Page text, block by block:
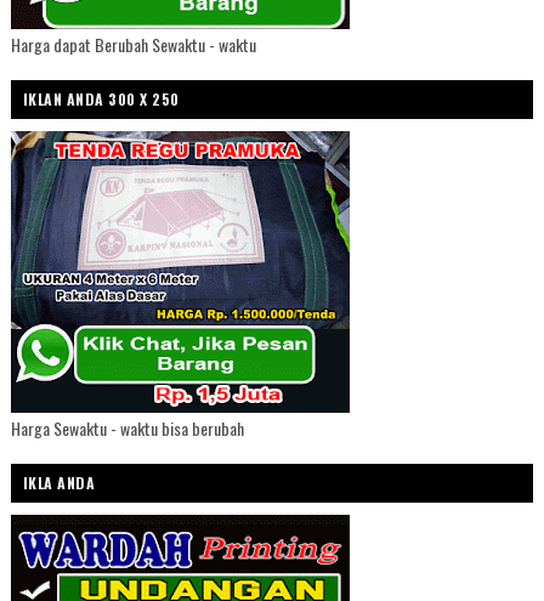
Harga dapat Berubah Sewaktu - waktu
IKLAN ANDA 300 X 250
Harga Sewaktu - waktu bisa berubah
IKLA ANDA